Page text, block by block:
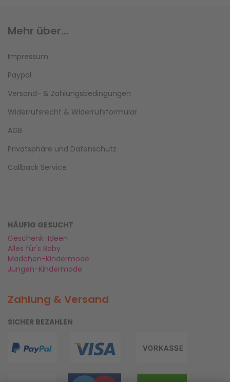
Mehr über...
Impressum
Paypal
Versand- & Zahlungsbedingungen
Widerrufsrecht & Widerrufsformular
AGB
Privatsphäre und Datenschutz
Callback Service
HÄUFIG GESUCHT
Geschenk-Ideen
Alles für's Baby
Mädchen-Kindermode
Jungen-Kindermode
Zahlung & Versand
SICHER BEZAHLEN